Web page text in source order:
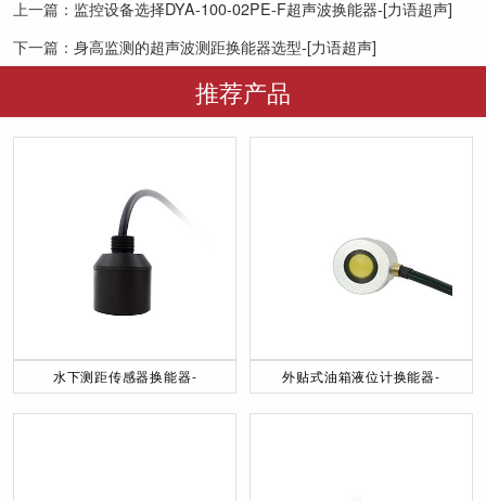
上一篇： 监控设备选择DYA-100-02PE-F超声波换能器-[力语超声]
下一篇： 身高监测的超声波测距换能器选型-[力语超声]
推荐产品
水下测距传感器换能器-
外贴式油箱液位计换能器-